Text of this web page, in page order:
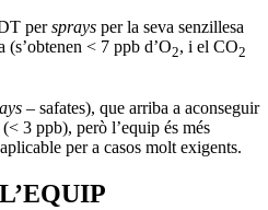
persprays per la seva senzillesa
< 7 ppb d’O2, i el CO2
– safates), que arriba a aconseguir
3 ppb), però l’equip és més
per a casos molt exigents.